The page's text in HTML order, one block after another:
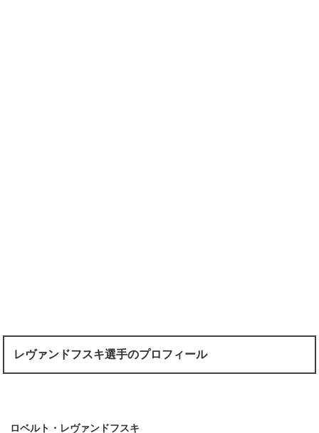
レヴァンドフスキ選手のプロフィール
ロベルト・レヴァンドフスキ